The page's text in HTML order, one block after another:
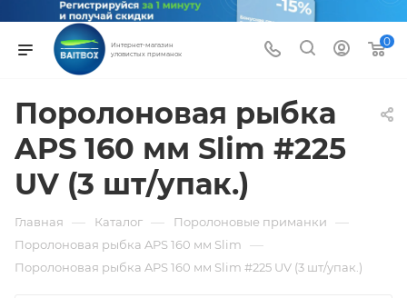
Интернет-магазин
уловистых приманок
0
Поролоновая рыбка
APS 160 мм Slim #225
UV (3 шт/упак.)
Главная — Каталог — Поролоновые приманки —
Поролоновая рыбка APS 160 мм Slim —
Поролоновая рыбка APS 160 мм Slim #225 UV (3 шт/упак.)